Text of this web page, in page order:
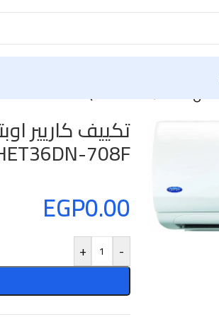
708F
EGP0.00
-
+